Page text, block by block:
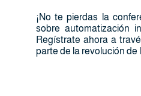
¡No te pierdas la
sobre automatización
Regístrate ahora a
parte de la revolución de